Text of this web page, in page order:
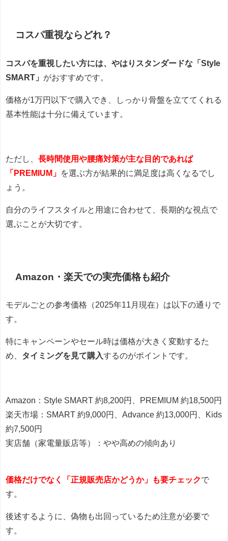
コスパ重視ならどれ？
コスパを重視したい方には、やはりスタンダードな「Style
SMART」 がおすすめです。
価格が1万円以下で購入でき、しっかり骨盤を立ててくれる
基本性能は十分に備えています。
ただし、 長時間使用や腰痛対策が主な目的であれば
「PREMIUM」
を選ぶ方が結果的に満足度は高くなるでし
ょう。
自分のライフスタイルと用途に合わせて、長期的な視点で
選ぶことが大切です。
Amazon・楽天での実売価格も紹介
モデルごとの参考価格（2025年11月現在）は以下の通りで
す。
特にキャンペーンやセール時は価格が大きく変動するた
め、 タイミングを見て購入するのがポイントです。
Amazon：Style SMART 約8,200円、PREMIUM 約18,500円
楽天市場：SMART 約9,000円、Advance 約13,000円、Kids
約7,500円
実店舗（家電量販店等）：やや高めの傾向あり
価格だけでなく「正規販売店かどうか」も要チェックで
す。
後述するように、偽物も出回っているため注意が必要で
す。